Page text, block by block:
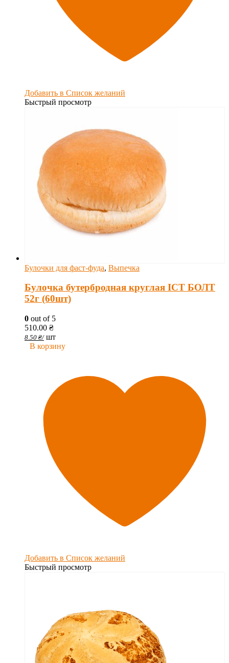
Добавить в Список желаний
Быстрый просмотр
Булочки для фаст-фуда, Выпечка
Булочка бутербродная круглая ІСТ БОЛТ
52г (60шт)
0 out of 5
510.00 ₴
8.50 ₴/ шт
В корзину
Добавить в Список желаний
Быстрый просмотр